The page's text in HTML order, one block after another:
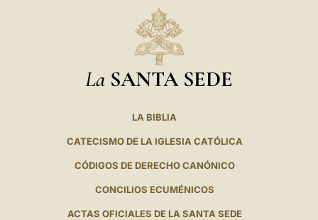
La SANTA SEDE
LA BIBLIA
CATECISMO DE LA IGLESIA CATÓLICA
CÓDIGOS DE DERECHO CANÓNICO
CONCILIOS ECUMÉNICOS
ACTAS OFICIALES DE LA SANTA SEDE